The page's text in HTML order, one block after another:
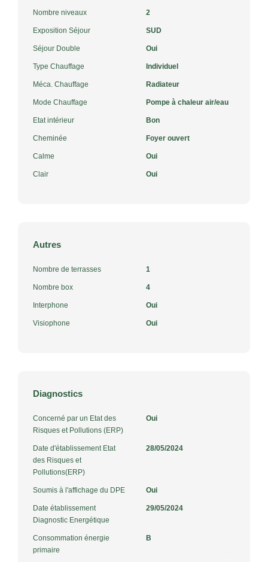
Nombre niveaux 2
Exposition Séjour SUD
Séjour Double Oui
Type Chauffage Individuel
Méca. Chauffage Radiateur
Mode Chauffage Pompe à chaleur air/eau
Etat intérieur Bon
Cheminée Foyer ouvert
Calme Oui
Clair Oui
Autres
Nombre de terrasses 1
Nombre box 4
Interphone Oui
Visiophone Oui
Diagnostics
Concerné par un Etat des
Risques et Pollutions (ERP)
Oui
Date d'établissement Etat
des Risques et
Pollutions(ERP)
28/05/2024
Soumis à l'affichage du DPE Oui
Date établissement
Diagnostic Energétique
29/05/2024
Consommation énergie
primaire
B